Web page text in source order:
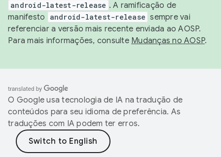
android-latest-release . A ramificação de
manifesto
android-latest-release sempre vai
referenciar a versão mais recente enviada ao AOSP.
Para mais informações, consulte Mudanças no AOSP.
O Google usa tecnologia de IA na tradução de
conteúdos para seu idioma de preferência. As
traduções com IA podem ter erros.